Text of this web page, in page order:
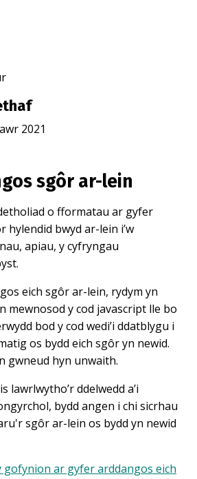
2021
sgôr ar-lein
o fformatau ar gyfer
hylendid bwyd ar-lein i’w
apiau, y cyfryngau
eich sgôr ar-lein, rydym yn
mewnosod y cod javascript lle bo
bod y cod wedi’i ddatblygu i
os bydd eich sgôr yn newid.
gwneud hyn unwaith.
lawrlwytho’r ddelwedd a’i
bydd angen i chi sicrhau
sgôr ar-lein os bydd yn newid
gofynion ar gyfer arddangos eich